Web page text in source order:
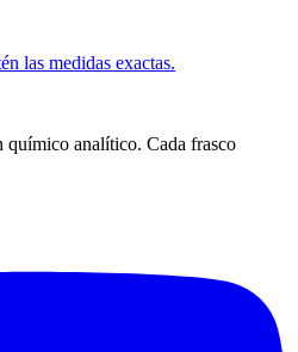
las medidas exactas.
químico analítico. Cada frasco